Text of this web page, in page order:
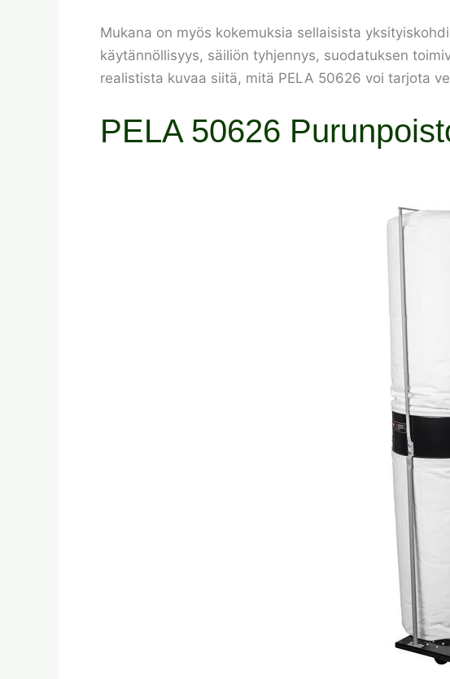
Mukana on myös kokemuksia sellaisista
käytännöllisyys, säiliön tyhjennys, suodatuksen
realistista kuvaa siitä, mitä PELA 50626 voi tarjota
PELA 50626